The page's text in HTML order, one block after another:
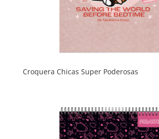
Croquera Chicas Super Poderosas